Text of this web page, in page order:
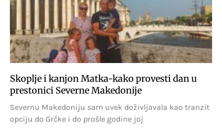
Skoplje i kanjon Matka-kako provesti dan u
prestonici Severne Makedonije
Severnu Makedoniju sam uvek doživljavala kao tranzit
opciju do Grčke i do prošle godine joj